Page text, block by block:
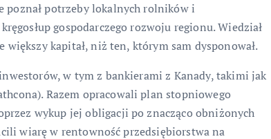
potrzeby lokalnych rolników i
gospodarczego rozwoju regionu. Wiedział
kapitał, niż ten, którym sam dysponował.
w tym z bankierami z Kanady, takimi jak
Razem opracowali plan stopniowego
wykup jej obligacji po znacząco obniżonych
wiarę w rentowność przedsiębiorstwa na